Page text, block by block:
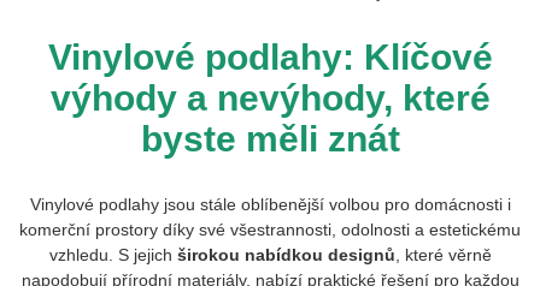
Vinylové podlahy: Klíčové
výhody a nevýhody, které
byste měli znát
Vinylové podlahy jsou stále oblíbenější volbou pro domácnosti i
komerční prostory díky své všestrannosti, odolnosti a estetickému
vzhledu. S jejich širokou nabídkou designů , které věrně
napodobují přírodní materiály, nabízí praktické řešení pro každou